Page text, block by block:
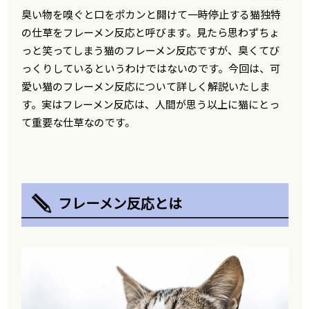
臭い物を嗅ぐと口をポカンと開けて一時停止する猫独特
の仕草をフレーメン反応と呼びます。見たら思わずちょ
っと笑ってしまう猫のフレーメン反応ですが、臭くてび
っくりしているというわけではないのです。今回は、可
愛い猫のフレーメン反応について詳しく解説いたしま
す。実はフレーメン反応は、人間が思う以上に猫にとっ
て重要な仕草なのです。
フレーメン反応とは